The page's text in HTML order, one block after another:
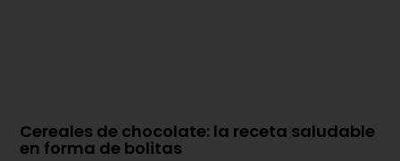
Cereales de chocolate: la receta saludable
en forma de bolitas